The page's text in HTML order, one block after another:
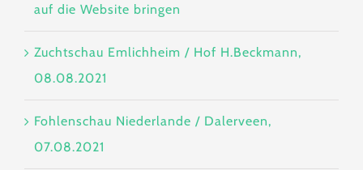
auf die Website bringen
Zuchtschau Emlichheim / Hof H.Beckmann,
08.08.2021
Fohlenschau Niederlande / Dalerveen,
07.08.2021